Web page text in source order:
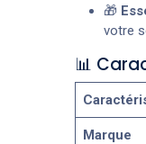
🎁
votre
📊
Marque